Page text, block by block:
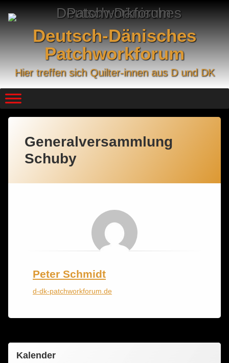
Deutsch-Dänisches
Patchworkforum
Hier treffen sich Quilter-innen aus D und DK
Generalversammlung
Schuby
Peter Schmidt
d-dk-patchworkforum.de
Kalender